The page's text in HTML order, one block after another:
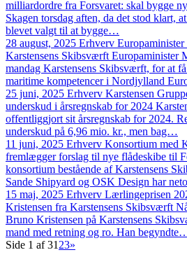
milliardordre fra Forsvaret: skal bygge
Skagen torsdag aften, da det stod klart,
blevet valgt til at bygge…
28 august, 2025 Erhverv
Karstensens Skibsværft Europaminister
mandag Karstensens Skibsværft, for at
maritime kompetencer i Nordjylland
25 juni, 2025 Erhverv Karstensen
underskud i årsregnskab for 2024
offentliggjort sit årsregnskab for 2024.
underskud på 6,96 mio. kr., men bag…
11 juni, 2025 Erhverv Konsortium med
fremlægger forslag til nye flådeskibe til
konsortium bestående af Karstensens
Sande Shipyard og OSK Design har
15 maj, 2025 Erhverv Lærlingeprisen
Kristensen fra Karstensens Skibsværft
Bruno Kristensen på Karstensens
mand med retning og ro. Han
Side 1 af 31 23»